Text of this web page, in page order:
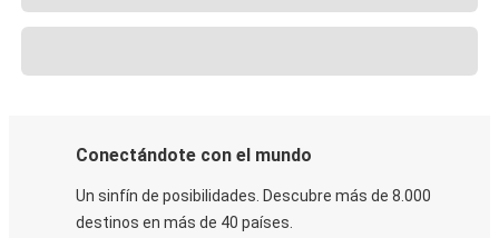
Conectándote con el mundo
Un sinfín de posibilidades. Descubre más de 8.000
destinos en más de 40 países.